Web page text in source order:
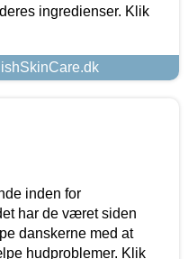
ingredienser. Klik
inden for
har de været siden
danskerne med at
hudproblemer. Klik